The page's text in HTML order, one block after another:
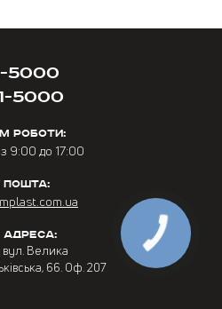
5000
5000
РОБОТИ:
9:00 до 17:00
вул. Велика
66. Оф. 207